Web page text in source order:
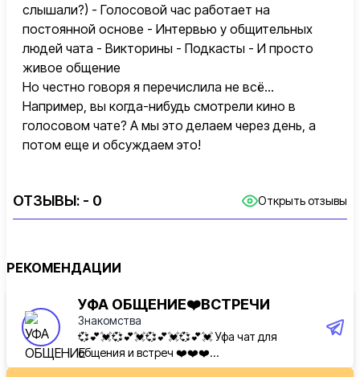
слышали?) - Голосовой час работает на
постоянной основе - Интервью у общительных
людей чата - Викторины - Подкасты - И просто
живое общение
Но честно говоря я перечислила не всё...
Например, вы когда-нибудь смотрели кино в
голосовом чате? А мы это делаем через день, а
потом еще и обсуждаем это!
ОТЗЫВЫ: - 0 Открыть отзывы
РЕКОМЕНДАЦИИ
УФА ОБЩЕНИЕ❤️ВСТРЕЧИ
Знакомства
💞💕💓💞💕💓💞💕💓💞💕💓 Уфа чат для
общения и встреч ❤️❤️❤️...